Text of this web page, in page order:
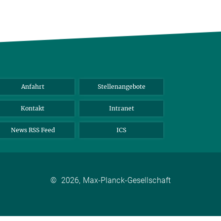
Anfahrt Stellenangebote
Kontakt Intranet
News RSS Feed ICS
© 2026, Max-Planck-Gesellschaft